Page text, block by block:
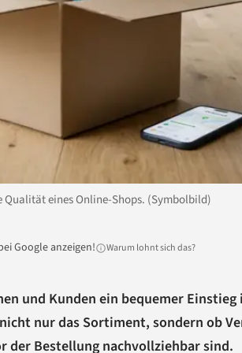
Qualität eines Online-Shops. (Symbolbild)
Google anzeigen! Warum lohnt sich das?
und Kunden ein bequemer
nur das Sortiment, sondern ob
der Bestellung nachvollziehbar sind.